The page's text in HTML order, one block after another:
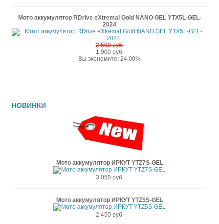
Мото аккумулятор RDrive eXtremal Gold NANO GEL YTX5L-GEL-
2024
2 500 руб.
1 900 руб.
Вы экономите: 24.00%
НОВИНКИ
Мото аккумулятор ИРКУТ YTZ7S-GEL
3 050 руб.
Мото аккумулятор ИРКУТ YTZ5S-GEL
2 450 руб.